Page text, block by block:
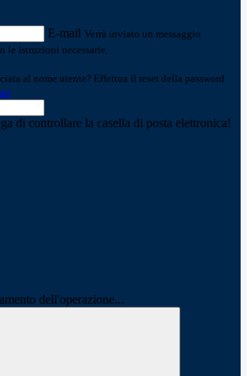
E-mail Verrà inviato un messaggio
istruzioni necessarie.
al nome utente? Effettua il reset della password
di controllare la casella di posta elettronica!
dell'operazione...